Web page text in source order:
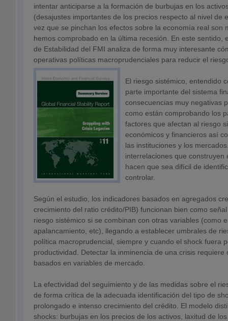
intentar anticiparse a la formación de burbujas en los
(desajustes importantes de los precios respecto al nivel de
vez que se pinchan los efectos sobre la economía real son
hemos comprobado en la última recesión. En este sentido,
de Estabilidad del FMI analiza de forma muy interesante
operativas políticas macroprudenciales para reducir el
El riesgo sistémico, entendido
parte importante del sistema
consecuencias muy negativas
como están comprobando los
factores que afectan al riesgo
económicos y financieros así
las instituciones y los
interrelaciones que construyen
hacen que sea difícil de
controlar.
Según el estudio, los indicadores basados en agregados
crecimiento del ratio crédito/PIB) funcionan bien como
riesgo sistémico si se combinan con otras variables (como
apalancamiento, etc), llegando a establecer umbrales de
política macroprudencial, siempre y cuando el shock fuera
productividad. Detectar la inminencia de una crisis requiere
basados en variables de mercado.
La efectividad del seguimiento y de las medidas sobre el
de forma crítica de la adecuada identificación del tipo de
prolongado e intenso crecimiento del crédito. El modelo
shocks: burbujas en los precios de los activos, laxitud de